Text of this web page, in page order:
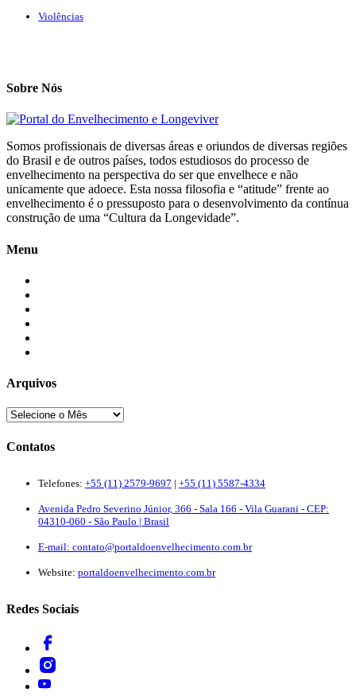
Violências
Sobre Nós
Somos profissionais de diversas áreas e oriundos de diversas regiões
do Brasil e de outros países, todos estudiosos do processo de
envelhecimento na perspectiva do ser que envelhece e não
unicamente que adoece. Esta nossa filosofia e “atitude” frente ao
envelhecimento é o pressuposto para o desenvolvimento da contínua
construção de uma “Cultura da Longevidade”.
Menu
Arquivos
Contatos
Telefones: +55 (11) 2579-9697 | +55 (11) 5587-4334
Avenida Pedro Severino Júnior, 366 - Sala 166 - Vila Guarani - CEP:
04310-060 - São Paulo | Brasil
E-mail: contato@portaldoenvelhecimento.com.br
Website: portaldoenvelhecimento.com.br
Redes Sociais